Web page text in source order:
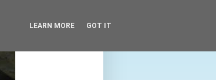
LEARN MORE GOT IT